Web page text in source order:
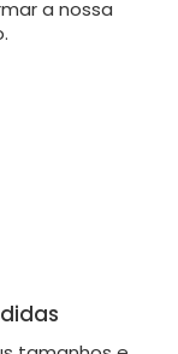
a nossa